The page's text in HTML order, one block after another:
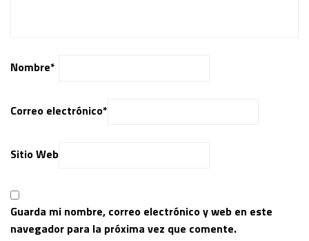
Nombre*
Correo electrónico*
Sitio Web
Guarda mi nombre, correo electrónico y web en este
navegador para la próxima vez que comente.